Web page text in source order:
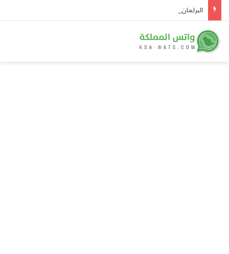
البرلمان العربي يدين هجمات الحوثيين على نجران ومأرب وحضرموت